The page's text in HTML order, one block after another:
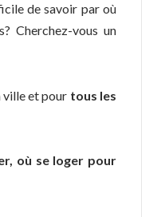
de savoir par où
Cherchez-vous un
ville et pour tous les
où se loger pour